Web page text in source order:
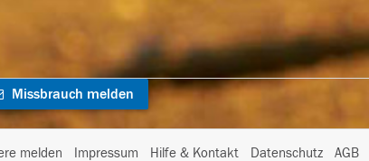
Missbrauch melden
melden Impressum Hilfe & Kontakt Datenschutz AGB